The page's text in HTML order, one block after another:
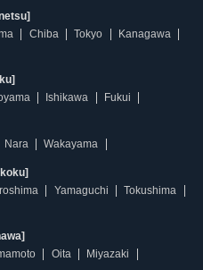
Chiba Tokyo
Kanagawa
Ishikawa Fukui
Nara Wakayama
Yamaguchi
Tokushima
Oita
Miyazaki